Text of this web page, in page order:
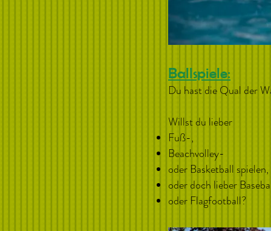
Ballspiele:
Du hast die Qual der
Willst du lieber
Fuß-,
Beachvolley-
oder Basketball spielen,
oder doch lieber
oder Flagfootball?